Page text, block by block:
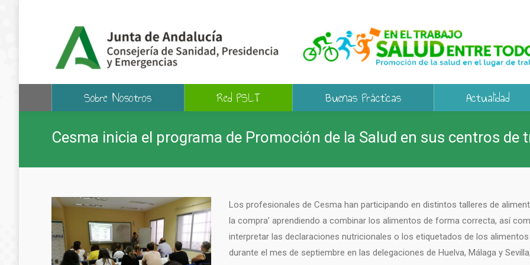
Sobre Nosotros Red PSLT Buenas Prácticas Actualidad
Cesma inicia el programa de Promoción de la Salud en sus centros de
Los profesionales de Cesma han participando en distintos talleres de
la compra’ aprendiendo a combinar los alimentos de forma correcta, así
interpretar las declaraciones nutricionales o los etiquetados de los
durante el mes de septiembre en las delegaciones de Huelva, Málaga y